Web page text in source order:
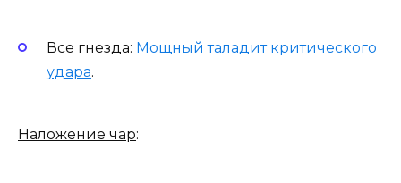
Все гнезда: Мощный таладит критического
удара.
Наложение чар: